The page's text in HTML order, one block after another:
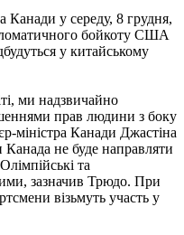
Канади у середу, 8 грудня,
бойкоту США
у китайському
ми надзвичайно
прав людини з боку
міністра Канади Джастіна
не буде направляти
та
зазначив Трюдо. При
візьмуть участь у